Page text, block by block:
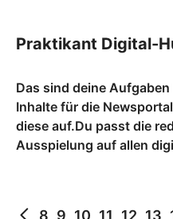
Praktikant Digital-
Das sind deine
Inhalte für die
diese auf.Du passt die
Ausspielung auf allen
8 9 10 11 12 13